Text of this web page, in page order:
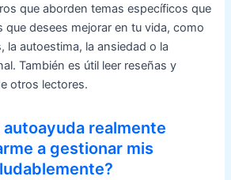
que aborden temas específicos que
que desees mejorar en tu vida, como
la autoestima, la ansiedad o la
También es útil leer reseñas y
otros lectores.
realmente
a gestionar mis